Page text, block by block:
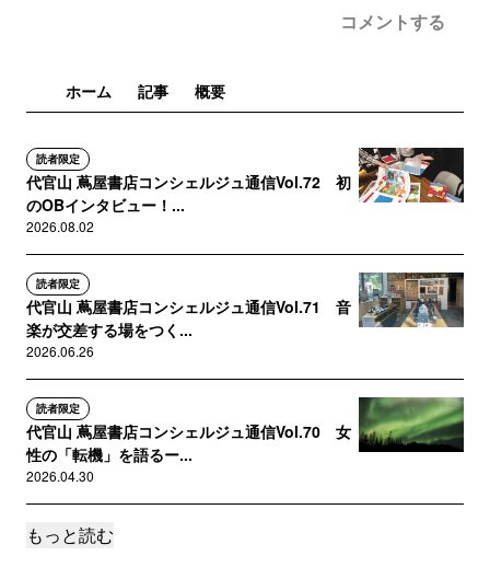
コメントする
ホーム 記事 概要
読者限定
代官山 蔦屋書店コンシェルジュ通信Vol.72 初
のOBインタビュー！...
2026.08.02
読者限定
代官山 蔦屋書店コンシェルジュ通信Vol.71 音
楽が交差する場をつく...
2026.06.26
読者限定
代官山 蔦屋書店コンシェルジュ通信Vol.70 女
性の「転機」を語るー...
2026.04.30
読者限定
もっと読む